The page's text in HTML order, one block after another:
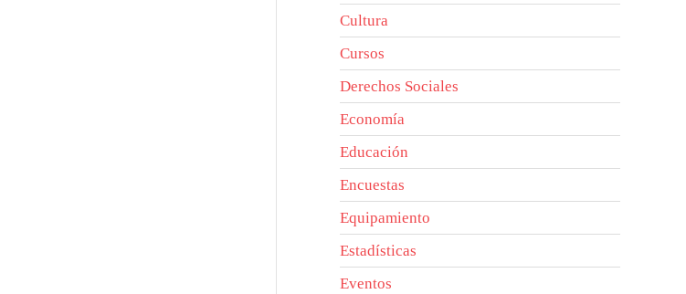
Cultura
Cursos
Derechos Sociales
Economía
Educación
Encuestas
Equipamiento
Estadísticas
Eventos